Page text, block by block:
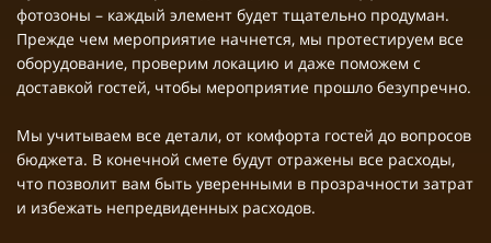
фотозоны – каждый элемент будет тщательно продуман.
Прежде чем мероприятие начнется, мы протестируем все
оборудование, проверим локацию и даже поможем с
доставкой гостей, чтобы мероприятие прошло безупречно.
Мы учитываем все детали, от комфорта гостей до вопросов
бюджета. В конечной смете будут отражены все расходы,
что позволит вам быть уверенными в прозрачности затрат
и избежать непредвиденных расходов.